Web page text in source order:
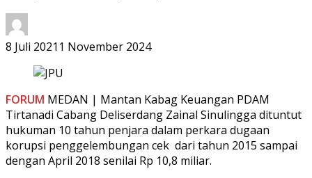
8 Juli 2021 1 November 2024
FORUM MEDAN | Mantan Kabag Keuangan PDAM
Tirtanadi Cabang Deliserdang Zainal Sinulingga dituntut
hukuman 10 tahun penjara dalam perkara dugaan
korupsi penggelembungan cek dari tahun 2015 sampai
dengan April 2018 senilai Rp 10,8 miliar.